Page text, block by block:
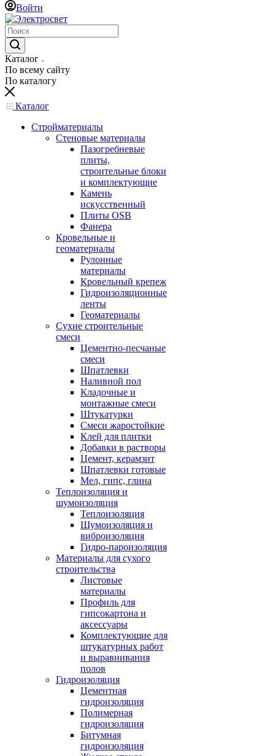
Войти
Каталог
По всему сайту
По каталогу
Каталог
Стройматериалы
Стеновые материалы
Пазогребневые
плиты,
строительные блоки
и комплектующие
Камень
искусственный
Плиты OSB
Фанера
Кровельные и
геоматериалы
Рулонные
материалы
Кровельный крепеж
Гидроизоляционные
ленты
Геоматериалы
Сухие строительные
смеси
Цементно-песчаные
смеси
Шпатлевки
Наливной пол
Кладочные и
монтажные смеси
Штукатурки
Смеси жаростойкие
Клей для плитки
Добавки в растворы
Цемент, керамзит
Шпатлевки готовые
Мел, гипс, глина
Теплоизоляция и
шумоизоляция
Теплоизоляция
Шумоизоляция и
виброизоляция
Гидро-пароизоляция
Материалы для сухого
строительства
Листовые
материалы
Профиль для
гипсокартона и
аксессуары
Комплектующие для
штукатурных работ
и выравнивания
полов
Гидроизоляция
Цементная
гидроизоляция
Полимерная
гидроизоляция
Битумная
гидроизоляция